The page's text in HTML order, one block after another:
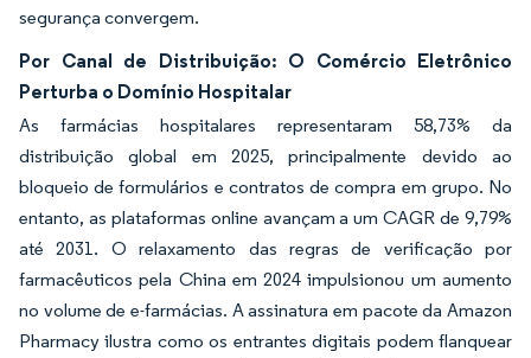
segurança convergem.
Por Canal de Distribuição: O Comércio Eletrônico
Perturba o Domínio Hospitalar
As farmácias hospitalares representaram 58,73% da
distribuição global em 2025, principalmente devido ao
bloqueio de formulários e contratos de compra em grupo. No
entanto, as plataformas online avançam a um CAGR de 9,79%
até 2031. O relaxamento das regras de verificação por
farmacêuticos pela China em 2024 impulsionou um aumento
no volume de e-farmácias. A assinatura em pacote da Amazon
Pharmacy ilustra como os entrantes digitais podem flanquear